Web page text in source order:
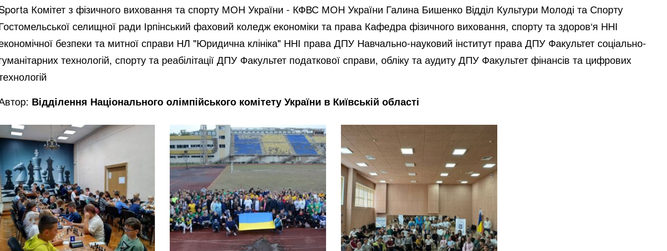
Комітет з фізичного виховання та спорту МОН України - КФВС МОН України Галина Бишенко Відділ Культури Молоді та Спорту
селищної ради Ірпінський фаховий коледж економіки та права Кафедра фізичного виховання, спорту та здоров‘я ННІ
безпеки та митної справи НЛ "Юридична клініка" ННІ права ДПУ Навчально-науковий інститут права ДПУ Факультет соціально-
технологій, спорту та реабілітації ДПУ Факультет податкової справи, обліку та аудиту ДПУ Факультет фінансів та цифрових
Відділення Національного олімпійського комітету України в Київській області